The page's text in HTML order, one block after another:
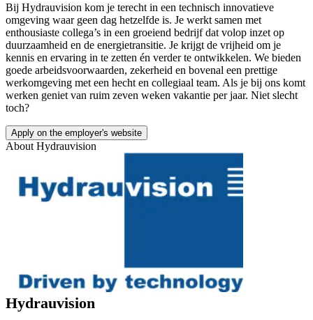
Bij Hydrauvision kom je terecht in een technisch innovatieve
omgeving waar geen dag hetzelfde is. Je werkt samen met
enthousiaste collega’s in een groeiend bedrijf dat volop inzet op
duurzaamheid en de energietransitie. Je krijgt de vrijheid om je
kennis en ervaring in te zetten én verder te ontwikkelen. We bieden
goede arbeidsvoorwaarden, zekerheid en bovenal een prettige
werkomgeving met een hecht en collegiaal team. Als je bij ons komt
werken geniet van ruim zeven weken vakantie per jaar. Niet slecht
toch?
Apply on the employer's website
About Hydrauvision
Hydrauvision